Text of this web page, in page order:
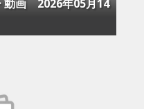
動画 2026年05月14